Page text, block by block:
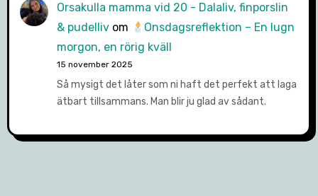
Orsakulla mamma vid 20 - Dalaliv, finporslin
& pudellivom
Onsdagsreflektion – En lugn
morgon, en rörig kväll
15 november 2025
Så mysigt det låter som ni haft det perfekt att laga
ätbart tillsammans. Man blir ju glad av sådant.